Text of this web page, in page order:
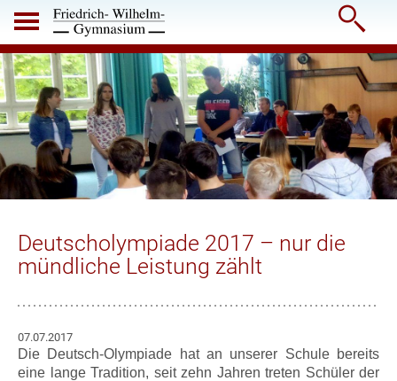

Deutscholympiade 2017 – nur die
mündliche Leistung zählt
07.07.2017
Die Deutsch-Olympiade hat an unserer Schule bereits
eine lange Tradition, seit zehn Jahren treten Schüler der